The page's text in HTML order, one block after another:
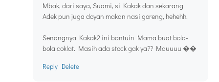
Mbak, dari saya, Suami, si Kakak dan sekarang
Adek pun juga doyan makan nasi goreng, hehehh.
Senangnya Kakak2 ini bantuin Mama buat bola-
bola coklat. Masih ada stock gak ya?? Mauuuu ��
Reply Delete